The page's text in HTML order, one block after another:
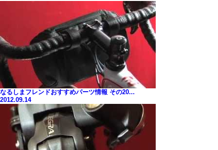
なるしまフレンドおすすめパーツ情報 その20...
2012.09.14